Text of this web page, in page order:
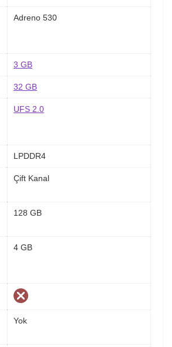
Adreno 530
3 GB
32 GB
UFS 2.0
LPDDR4
Çift Kanal
128 GB
4 GB
Yok